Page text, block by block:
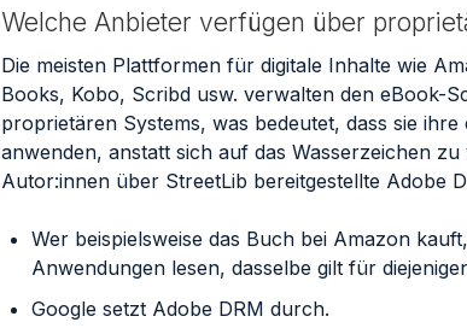
Welche Anbieter verfügen über
Die meisten Plattformen für digitale Inhalte wie
Books, Kobo, Scribd usw. verwalten den eBook-
proprietären Systems, was bedeutet, dass sie
anwenden, anstatt sich auf das Wasserzeichen
Autor:innen über StreetLib bereitgestellte Adobe
Wer beispielsweise das Buch bei Amazon
Anwendungen lesen, dasselbe gilt für
Google setzt Adobe DRM durch.